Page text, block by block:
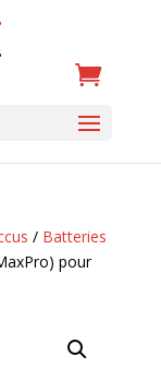
/ Batteries
pour